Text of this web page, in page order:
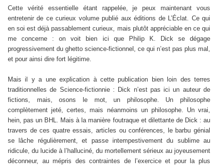
Cette vérité essentielle étant rappelée, je peux maintenant vous
entretenir de ce curieux volume publié aux éditions de L’Éclat. Ce qui
en soi est déjà passablement curieux, mais plutôt appréciable en ce qui
me concerne : on voit bien ici que Philip K. Dick se dégage
progressivement du ghetto science-fictionnel, ce qui n’est pas plus mal,
et pour ainsi dire fort légitime.
Mais il y a une explication à cette publication bien loin des terres
traditionnelles de Science-fictionnie : Dick n’est pas ici un auteur de
fictions, mais, osons le mot, un philosophe. Un philosophe
complètement jeté, certes, mais néanmoins un philosophe. Un vrai,
hein, pas un BHL. Mais à la manière foutraque et dilettante de Dick : au
travers de ces quatre essais, articles ou conférences, le barbu génial
se lâche régulièrement, et passe intempestivement du sublime au
ridicule, du lucide à l’halluciné, du mortellement sérieux au joyeusement
déconneur, au mépris des contraintes de l’exercice et pour la plus